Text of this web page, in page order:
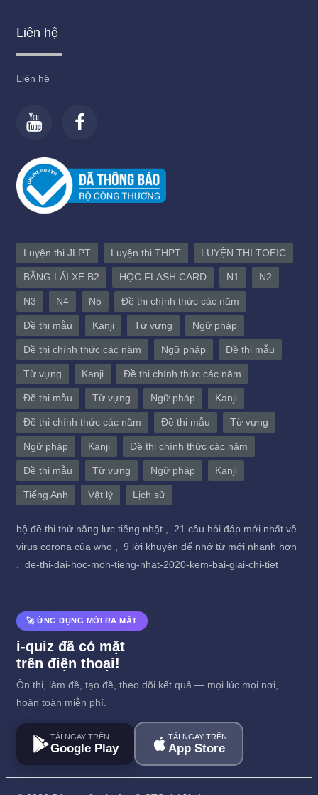
Liên hệ
Liên hệ
Luyện thi JLPT Luyện thi THPT LUYỆN THI TOEIC
BẰNG LÁI XE B2 HỌC FLASH CARD N1 N2
N3 N4 N5 Đề thi chính thức các năm
Đề thi mẫu Kanji Từ vựng Ngữ pháp
Đề thi chính thức các năm Ngữ pháp Đề thi mẫu
Từ vựng Kanji Đề thi chính thức các năm
Đề thi mẫu Từ vựng Ngữ pháp Kanji
Đề thi chính thức các năm Đề thi mẫu Từ vựng
Ngữ pháp Kanji Đề thi chính thức các năm
Đề thi mẫu Từ vựng Ngữ pháp Kanji
Tiếng Anh Vật lý Lịch sử
bộ đề thi thử năng lực tiếng nhật , 21 câu hỏi đáp mới nhất về
virus corona của who , 9 lời khuyên để nhớ từ mới nhanh hơn
, de-thi-dai-hoc-mon-tieng-nhat-2020-kem-bai-giai-chi-tiet
🚀 ỨNG DỤNG MỚI RA MẮT
i-quiz đã có mặt
trên điện thoại!
Ôn thi, làm đề, tạo đề, theo dõi kết quả — mọi lúc mọi nơi,
hoàn toàn miễn phí.
TẢI NGAY TRÊN
Google Play
TẢI NGAY TRÊN
App Store